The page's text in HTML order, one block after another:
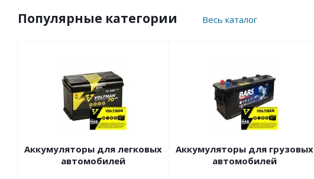
Популярные категории Весь каталог
Аккумуляторы для легковых
автомобилей
Аккумуляторы для грузовых
автомобилей